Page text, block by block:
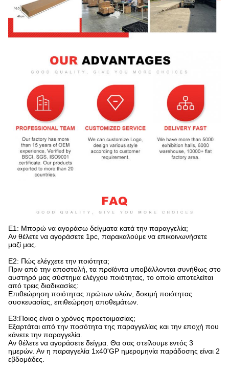
Ε1: Μπορώ να αγοράσω δείγματα κατά την παραγγελία;
Αν θέλετε να αγοράσετε 1pc, παρακαλούμε να επικοινωνήσετε
μαζί μας.
Ε2: Πώς ελέγχετε την ποιότητα;
Πριν από την αποστολή, τα προϊόντα υποβάλλονται συνήθως στο
αυστηρό μας σύστημα ελέγχου ποιότητας, το οποίο αποτελείται
από τρεις διαδικασίες:
Επιθεώρηση ποιότητας πρώτων υλών, δοκιμή ποιότητας
συσκευασίας, επιθεώρηση αποθεμάτων.
Ε3:Ποιος είναι ο χρόνος προετοιμασίας;
Εξαρτάται από την ποσότητα της παραγγελίας και την εποχή που
κάνετε την παραγγελία.
Αν θέλετε να αγοράσετε δείγμα. Θα σας στείλουμε εντός 3
ημερών. Αν η παραγγελία 1x40'GP ημερομηνία παράδοσης είναι 2
εβδομάδες.